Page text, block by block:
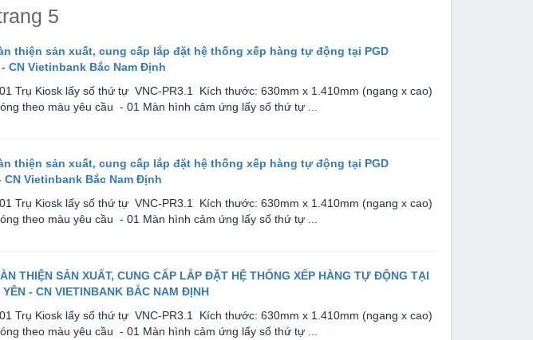
5
thiện sản xuất, cung cấp lắp đặt hệ thống xếp hàng tự động tại PGD
CN Vietinbank Bắc Nam Định
Trụ Kiosk lấy số thứ tự VNC-PR3.1 Kích thước: 630mm x 1.410mm (ngang x cao)
theo màu yêu cầu - 01 Màn hình cảm ứng lấy số thứ tự ...
thiện sản xuất, cung cấp lắp đặt hệ thống xếp hàng tự động tại PGD
CN Vietinbank Bắc Nam Định
Trụ Kiosk lấy số thứ tự VNC-PR3.1 Kích thước: 630mm x 1.410mm (ngang x cao)
theo màu yêu cầu - 01 Màn hình cảm ứng lấy số thứ tự ...
THIỆN SẢN XUẤT, CUNG CẤP LẮP ĐẶT HỆ THỐNG XẾP HÀNG TỰ ĐỘNG TẠI
YÊN - CN VIETINBANK BẮC NAM ĐỊNH
Trụ Kiosk lấy số thứ tự VNC-PR3.1 Kích thước: 630mm x 1.410mm (ngang x cao)
theo màu yêu cầu - 01 Màn hình cảm ứng lấy số thứ tự ...